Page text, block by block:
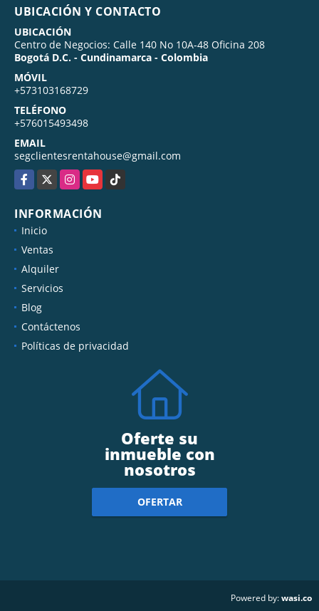
UBICACIÓN Y CONTACTO
UBICACIÓN
Centro de Negocios: Calle 140 No 10A-48 Oficina 208
Bogotá D.C. - Cundinamarca - Colombia
MÓVIL
+573103168729
TELÉFONO
+576015493498
EMAIL
segclientesrentahouse@gmail.com
Facebook
X InstagramYouTubeTikTok
INFORMACIÓN
Inicio
Ventas
Alquiler
Servicios
Blog
Contáctenos
Políticas de privacidad
Oferte su
inmueble con
nosotros
OFERTAR
Powered by:wasi.co